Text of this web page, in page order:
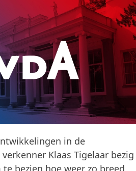
in de
Klaas Tigelaar bezig
bezien hoe weer zo breed